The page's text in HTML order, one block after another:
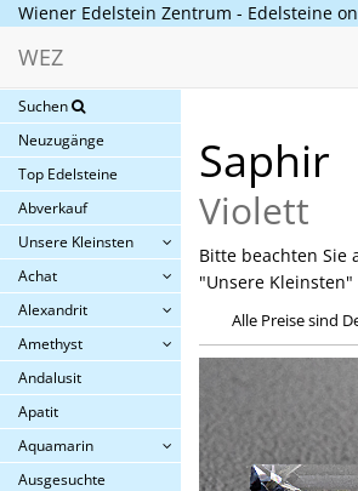
Wiener Edelstein Zentrum - Edelsteine
WEZ
Suchen
Neuzugänge
Top Edelsteine
Abverkauf
Unsere Kleinsten
Achat
Alexandrit
Amethyst
Andalusit
Apatit
Aquamarin
Ausgesuchte
Saphir
Violett
Bitte beachten Sie
"Unsere Kleinsten"
Alle Preise sind